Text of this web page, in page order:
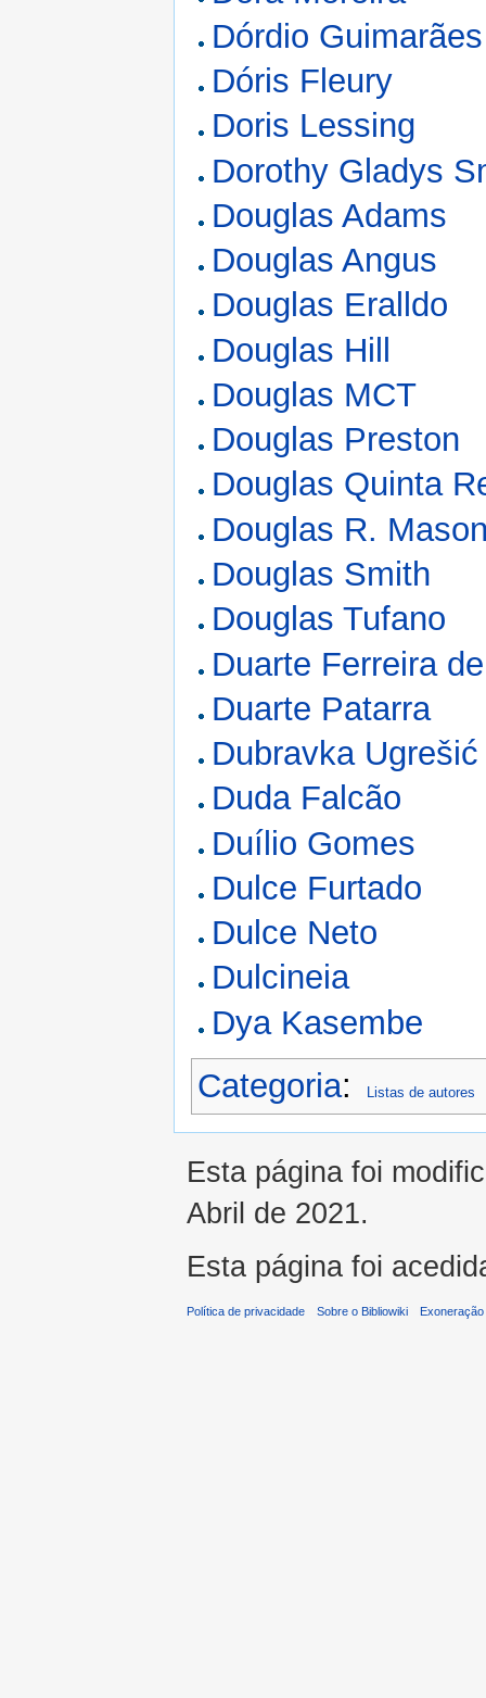
Dórdio Guimarães
Dóris Fleury
Doris Lessing
Dorothy Gladys
Douglas Adams
Douglas Angus
Douglas Eralldo
Douglas Hill
Douglas MCT
Douglas Preston
Douglas Quinta
Douglas R.
Douglas Smith
Douglas Tufano
Duarte Ferreira
Duarte Patarra
Dubravka Ugrešić
Duda Falcão
Duílio Gomes
Dulce Furtado
Dulce Neto
Dulcineia
Dya Kasembe
Categoria: Listas de autores
Esta página foi
Abril de 2021.
Esta página foi
Política de privacidade Sobre o Bibliowiki